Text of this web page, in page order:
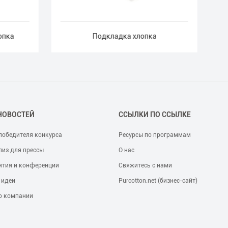
Подкладка хлопка
конкурса
для прессы
и конференции
компании
ССЫЛКИ ПО ССЫЛКЕ
Ресурсы по программам
О нас
Свяжитесь с нами
Purcotton.net (бизнес-сайт)